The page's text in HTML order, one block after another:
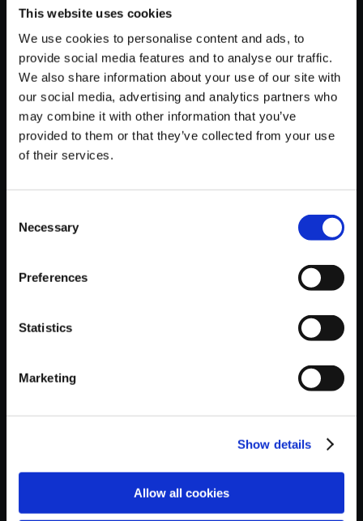
This website uses cookies
We use cookies to personalise content and ads, to
provide social media features and to analyse our traffic.
We also share information about your use of our site with
our social media, advertising and analytics partners who
may combine it with other information that you’ve
provided to them or that they’ve collected from your use
of their services.
Selection
Necessary
Preferences
Statistics
Marketing
Show details
Allow all cookies
【単曲】ヴァンパイア サウンド
BOX MORRIGAN Ending The
me.1
おすすめ商品
イア サウン....
イア サウン....
イア サウン....